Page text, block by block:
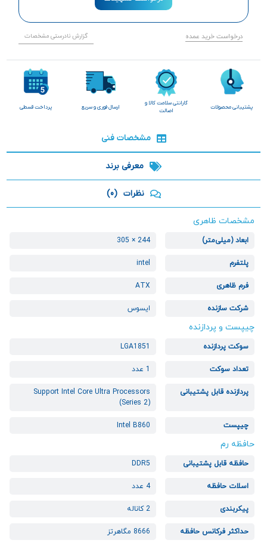
درخواست خرید عمده گزارش نادرستی مشخصات
پشتیبانی محصولات
گارانتی سلامت کالا و
اصالت
ارسال فوری و سریع پرداخت قسطی
مشخصات فنی
معرفی برند
نظرات (0)
مشخصات ظاهری
ابعاد (میلی‌متر) 244 × 305
پلتفرم intel
فرم ظاهری ATX
شرکت سازنده ایسوس
چیپست و پردازنده
سوکت پردازنده LGA1851
تعداد سوکت 1 عدد
پردازنده قابل پشتیبانی
Support Intel Core Ultra Processors
(Series 2)
چیپست Intel B860
حافظه رم
حافظه قابل پشتیبانی DDR5
اسلات حافظه 4 عدد
پیکربندی 2 کاناله
حداکثر فرکانس حافظه 8666 مگاهرتز